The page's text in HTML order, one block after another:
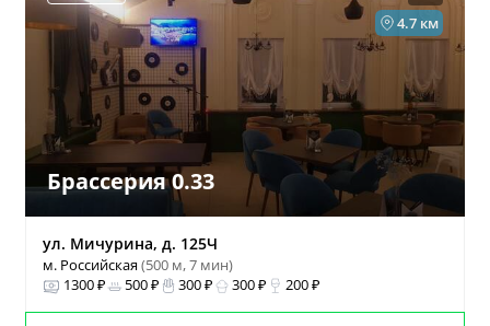
4.7 км
Брассерия 0.33
ул. Мичурина, д. 125Ч
м. Российская(500 м, 7 мин)
1300 ₽
500 ₽ 300 ₽ 300 ₽ 200 ₽